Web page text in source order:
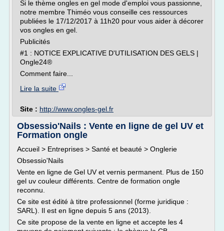
Si le thème ongles en gel mode d'emploi vous passionne,
notre membre Thiméo vous conseille ces ressources
publiées le 17/12/2017 à 11h20 pour vous aider à décorer
vos ongles en gel.
Publicités
#1 : NOTICE EXPLICATIVE D'UTILISATION DES GELS |
Ongle24®
Comment faire...
Lire la suite
Site : http://www.ongles-gel.fr
Obsessio'Nails : Vente en ligne de gel UV et
Formation ongle
Accueil > Entreprises > Santé et beauté > Onglerie
Obsessio'Nails
Vente en ligne de Gel UV et vernis permanent. Plus de 150
gel uv couleur différents. Centre de formation ongle
reconnu.
Ce site est édité à titre professionnel (forme juridique :
SARL). Il est en ligne depuis 5 ans (2013).
Ce site propose de la vente en ligne et accepte les 4